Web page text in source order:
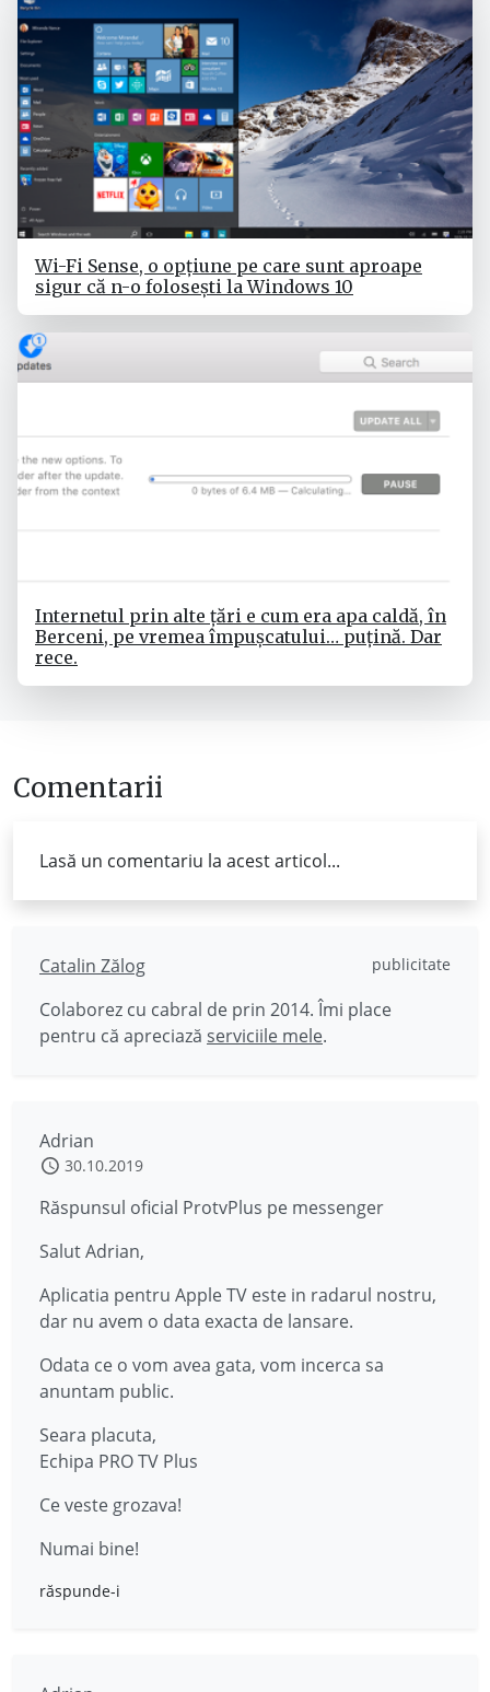
Wi-Fi Sense, o opțiune pe care sunt aproape
sigur că n-o folosești la Windows 10
Internetul prin alte țări e cum era apa caldă, în
Berceni, pe vremea împușcatului… puțină. Dar
rece.
Comentarii
Lasă un comentariu la acest articol...
Catalin Zălog publicitate
Colaborez cu cabral de prin 2014. Îmi place
pentru că apreciază serviciile mele.
Adrian
30.10.2019
Răspunsul oficial ProtvPlus pe messenger
Salut Adrian,
Aplicatia pentru Apple TV este in radarul nostru,
dar nu avem o data exacta de lansare.
Odata ce o vom avea gata, vom incerca sa
anuntam public.
Seara placuta,
Echipa PRO TV Plus
Ce veste grozava!
Numai bine!
răspunde-i